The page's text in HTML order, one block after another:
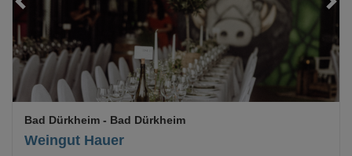
Weingut Hauer
Bad Dürkheim - Bad Dürkheim